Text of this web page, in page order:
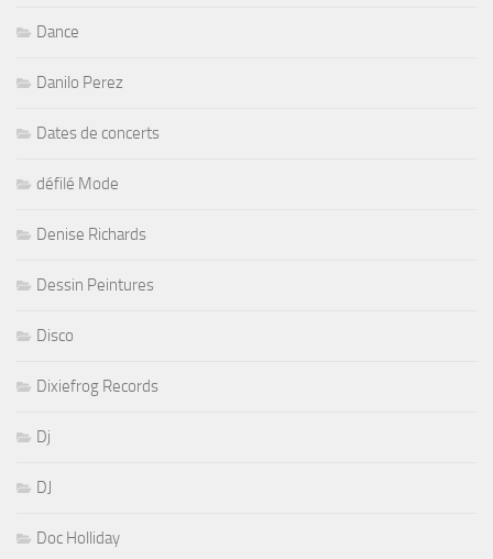
Dance
Danilo Perez
Dates de concerts
défilé Mode
Denise Richards
Dessin Peintures
Disco
Dixiefrog Records
Dj
DJ
Doc Holliday